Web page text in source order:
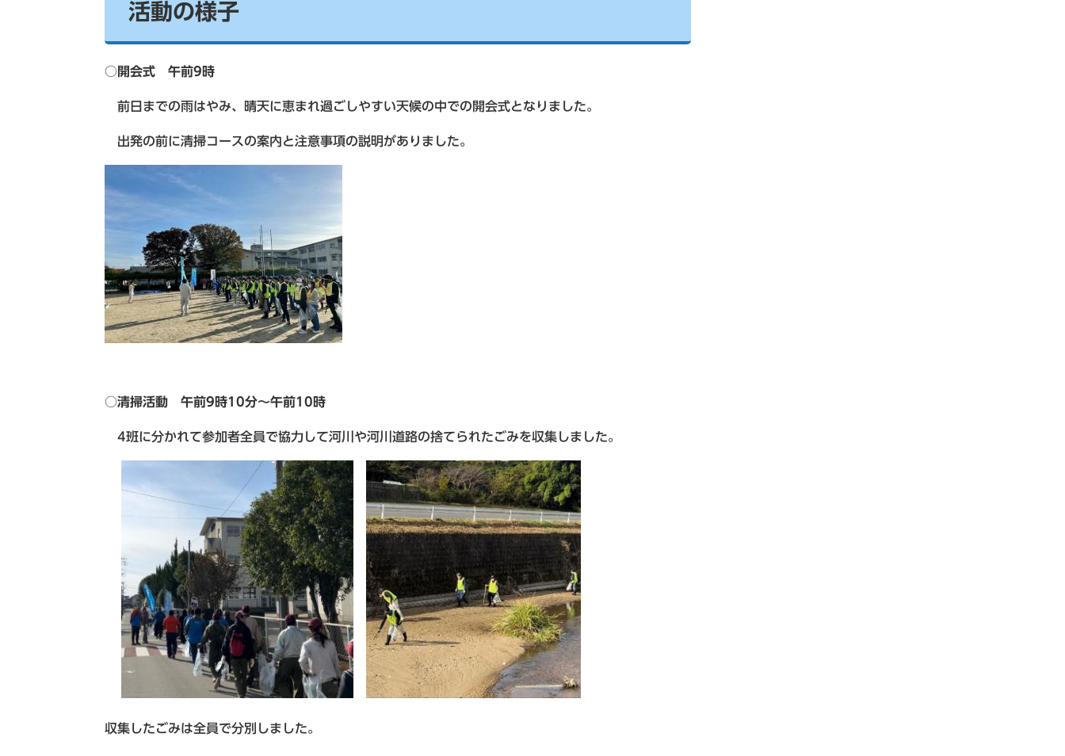
活動の様子
○開会式 午前9時
前日までの雨はやみ、晴天に恵まれ過ごしやすい天候の中での開会式となりました。
出発の前に清掃コースの案内と注意事項の説明がありました。
○清掃活動 午前9時10分～午前10時
4班に分かれて参加者全員で協力して河川や河川道路の捨てられたごみを収集しました。
収集したごみは全員で分別しました。